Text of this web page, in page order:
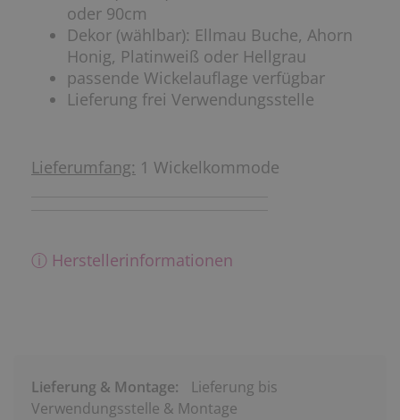
oder 90cm
Dekor (wählbar): Ellmau Buche, Ahorn
Honig, Platinweiß oder Hellgrau
passende Wickelauflage verfügbar
Lieferung frei Verwendungsstelle
Lieferumfang: 1 Wickelkommode
ⓘ Herstellerinformationen
Lieferung & Montage:
Lieferung bis
Verwendungsstelle & Montage